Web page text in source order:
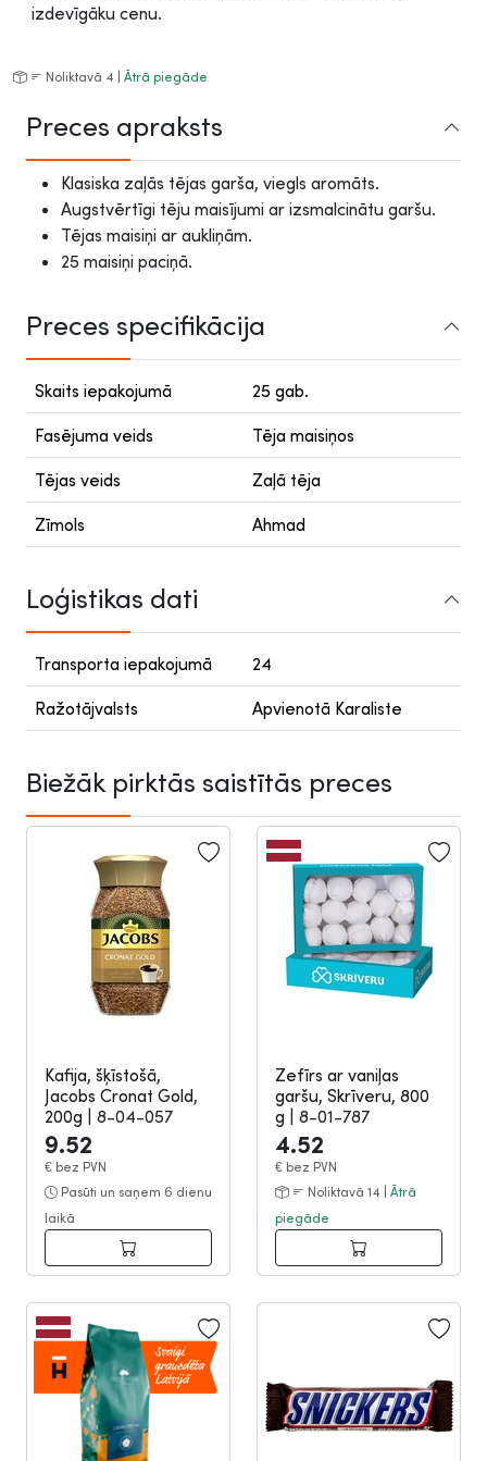
izdevīgāku cenu.
Noliktavā 4 | Ātrā piegāde
Preces apraksts
Klasiska zaļās tējas garša, viegls aromāts.
Augstvērtīgi tēju maisījumi ar izsmalcinātu garšu.
Tējas maisiņi ar aukliņām.
25 maisiņi paciņā.
Preces specifikācija
Skaits iepakojumā 25 gab.
Fasējuma veids Tēja maisiņos
Tējas veids Zaļā tēja
Zīmols Ahmad
Loģistikas dati
Transporta iepakojumā 24
Ražotājvalsts Apvienotā Karaliste
Biežāk pirktās saistītās preces
Kafija, šķīstošā,
Jacobs Cronat Gold,
200g
8-04-057
9.52
€ bez PVN
Pasūti un saņem 6 dienu
laikā
Zefīrs ar vaniļas
garšu, Skrīveru, 800
g
8-01-787
4.52
€ bez PVN
Noliktavā 14 | Ātrā
piegāde